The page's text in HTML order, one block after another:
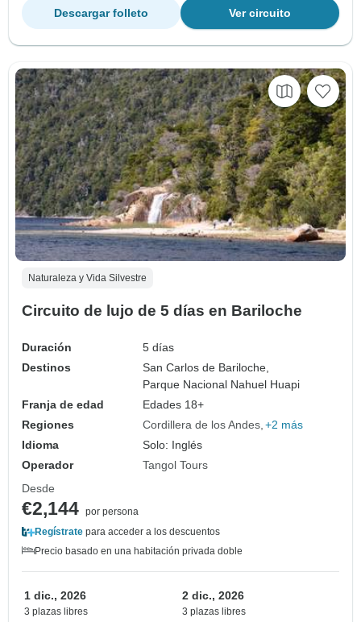
Ver circuito
Descargar folleto
Naturaleza y Vida Silvestre
Circuito de lujo de 5 días en Bariloche
Duración
5 días
Destinos
San Carlos de Bariloche,
Parque Nacional Nahuel Huapi
Franja de edad
Edades 18+
Regiones
Cordillera de los Andes +2 más
Idioma
Solo: Inglés
Operador
Tangol Tours
Desde
€2,144 por persona
Regístrate para acceder a los descuentos
Precio basado en una habitación privada doble
1 dic., 2026
3 plazas libres
2 dic., 2026
3 plazas libres